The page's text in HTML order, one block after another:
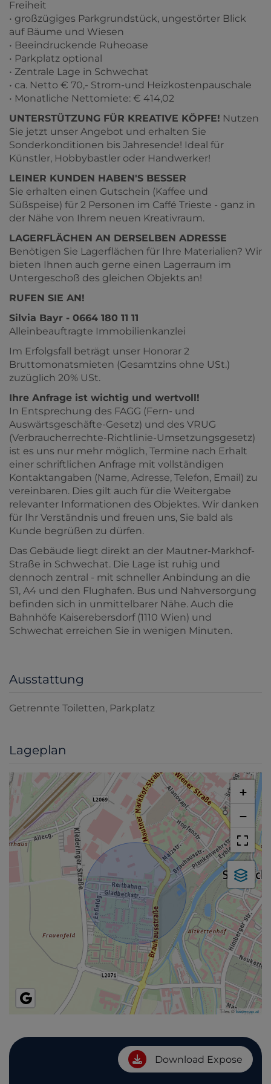
Freiheit
• großzügiges Parkgrundstück, ungestörter Blick
auf Bäume und Wiesen
• Beeindruckende Ruheoase
• Parkplatz optional
• Zentrale Lage in Schwechat
• ca. Netto € 70,- Strom-und Heizkostenpauschale
• Monatliche Nettomiete: € 414,02
UNTERSTÜTZUNG FÜR KREATIVE KÖPFE! Nutzen
Sie jetzt unser Angebot und erhalten Sie
Sonderkonditionen bis Jahresende! Ideal für
Künstler, Hobbybastler oder Handwerker!
LEINER KUNDEN HABEN'S BESSER
Sie erhalten einen Gutschein (Kaffee und
Süßspeise) für 2 Personen im Caffé Trieste - ganz in
der Nähe von Ihrem neuen Kreativraum.
LAGERFLÄCHEN AN DERSELBEN ADRESSE
Benötigen Sie Lagerflächen für Ihre Materialien? Wir
bieten Ihnen auch gerne einen Lagerraum im
Untergeschoß des gleichen Objekts an!
RUFEN SIE AN!
Silvia Bayr - 0664 180 11 11
Alleinbeauftragte Immobilienkanzlei
Im Erfolgsfall beträgt unser Honorar 2
Bruttomonatsmieten (Gesamtzins ohne USt.)
zuzüglich 20% USt.
Ihre Anfrage ist wichtig und wertvoll!
In Entsprechung des FAGG (Fern- und
Auswärtsgeschäfte-Gesetz) und des VRUG
(Verbraucherrechte-Richtlinie-Umsetzungsgesetz)
ist es uns nur mehr möglich, Termine nach Erhalt
einer schriftlichen Anfrage mit vollständigen
Kontaktangaben (Name, Adresse, Telefon, Email) zu
vereinbaren. Dies gilt auch für die Weitergabe
relevanter Informationen des Objektes. Wir danken
für Ihr Verständnis und freuen uns, Sie bald als
Kunde begrüßen zu dürfen.
Das Gebäude liegt direkt an der Mautner-Markhof-
Straße in Schwechat. Die Lage ist ruhig und
dennoch zentral - mit schneller Anbindung an die
S1, A4 und den Flughafen. Bus und Nahversorgung
befinden sich in unmittelbarer Nähe. Auch die
Bahnhöfe Kaiserebersdorf (1110 Wien) und
Schwechat erreichen Sie in wenigen Minuten.
Ausstattung
Getrennte Toiletten Parkplatz
Lageplan
+
−
Tiles © basemap.at
Download Expose